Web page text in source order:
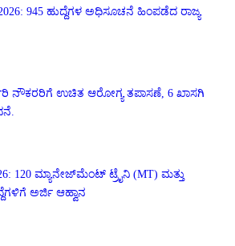
945 ಹುದ್ದೆಗಳ ಅಧಿಸೂಚನೆ ಹಿಂಪಡೆದ ರಾಜ್ಯ
ನೌಕರರಿಗೆ ಉಚಿತ ಆರೋಗ್ಯ ತಪಾಸಣೆ, 6 ಖಾಸಗಿ
120 ಮ್ಯಾನೇಜ್‌ಮೆಂಟ್ ಟ್ರೈನಿ (MT) ಮತ್ತು
ಅರ್ಜಿ ಆಹ್ವಾನ